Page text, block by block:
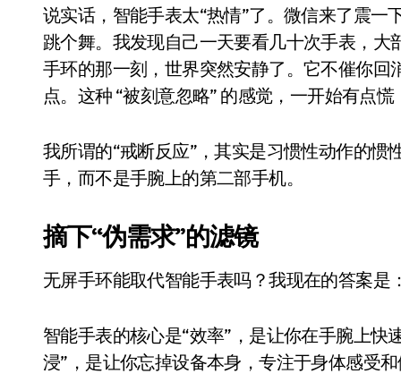
别再用汽车USB给MacBook充电了！
花钱买宝马，启动先看蜘蛛侠？”车
Windows 11家庭版和专业版，选错
维修店最怕的“作死”操作：把手机
从“卖电视”到“定规则”：海信拿下
小米涨价！K90跳上3099，小米17
长鑫上市只是开胃菜：合肥正在下
说实话，智能手表太“热情”了。微信来了震
跳个舞。我发现自己一天要看几十次手表，
手环的那一刻，世界突然安静了。它不催你
点。这种 “被刻意忽略” 的感觉，一开始有点
我所谓的“戒断反应”，其实是习惯性动作的
手，而不是手腕上的第二部手机。
摘下“伪需求”的滤镜
无屏手环能取代智能手表吗？我现在的答案是
智能手表的核心是“效率”，是让你在手腕上
浸”，是让你忘掉设备本身，专注于身体感受